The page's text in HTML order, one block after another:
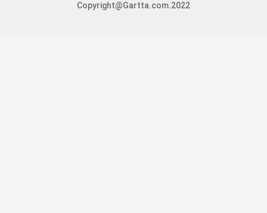
Copyright@Gartta.com.2022